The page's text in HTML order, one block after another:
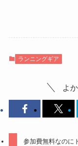
ランニングギア
よ
参加費無料なのに